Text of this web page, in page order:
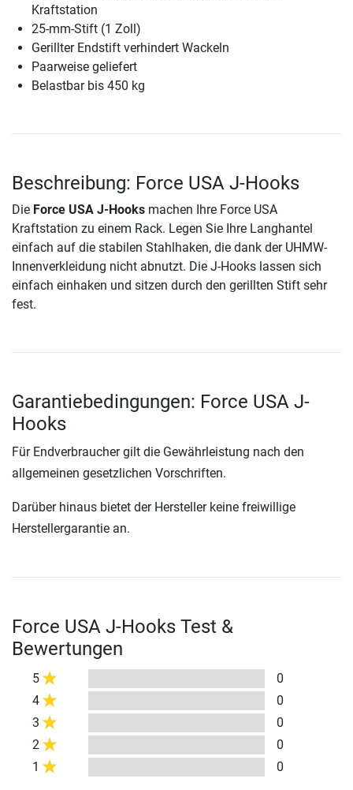
Kraftstation
25-mm-Stift (1 Zoll)
Gerillter Endstift verhindert Wackeln
Paarweise geliefert
Belastbar bis 450 kg
Beschreibung: Force USA J-Hooks
Die Force USA J-Hooks machen Ihre Force USA
Kraftstation zu einem Rack. Legen Sie Ihre Langhantel
einfach auf die stabilen Stahlhaken, die dank der UHMW-
Innenverkleidung nicht abnutzt. Die J-Hooks lassen sich
einfach einhaken und sitzen durch den gerillten Stift sehr
fest.
Garantiebedingungen: Force USA J-
Hooks
Für Endverbraucher gilt die Gewährleistung nach den
allgemeinen gesetzlichen Vorschriften.
Darüber hinaus bietet der Hersteller keine freiwillige
Herstellergarantie an.
Force USA J-Hooks Test &
Bewertungen
5
0
4
0
3
0
2
0
1
0